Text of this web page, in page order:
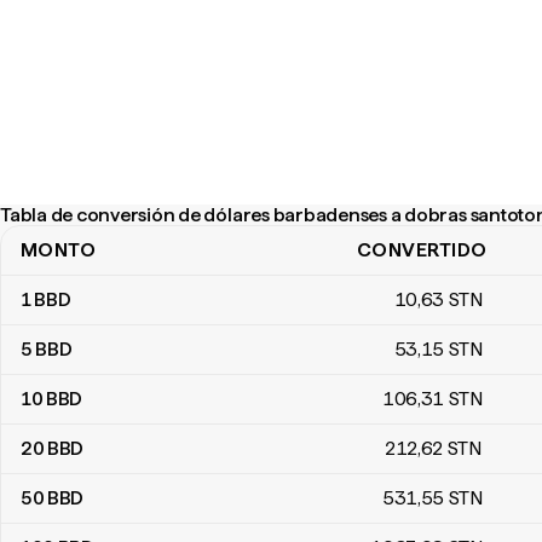
Tabla de conversión de dólares barbadenses a dobras
Tabla de conversión de dólares barbadenses a dobras
MONTO CONVERTIDO
1BBD 10,63 STN
5 BBD 53,15 STN
10 BBD 106,31 STN
20 BBD 212,62 STN
50 BBD 531,55 STN